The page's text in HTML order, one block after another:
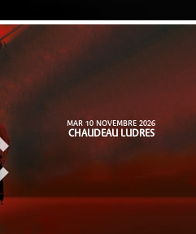
MAR 10 NOVEMBRE 2026
CHAUDEAU LUDRES